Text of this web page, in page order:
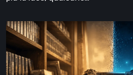
Il
futuro
del
formato